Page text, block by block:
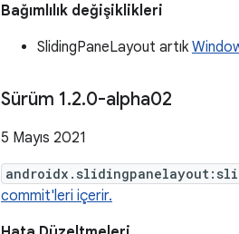
Bağımlılık değişiklikleri
SlidingPaneLayout artık
Sürüm 1.2.0-alpha02
5 Mayıs 2021
commit'leri içerir.